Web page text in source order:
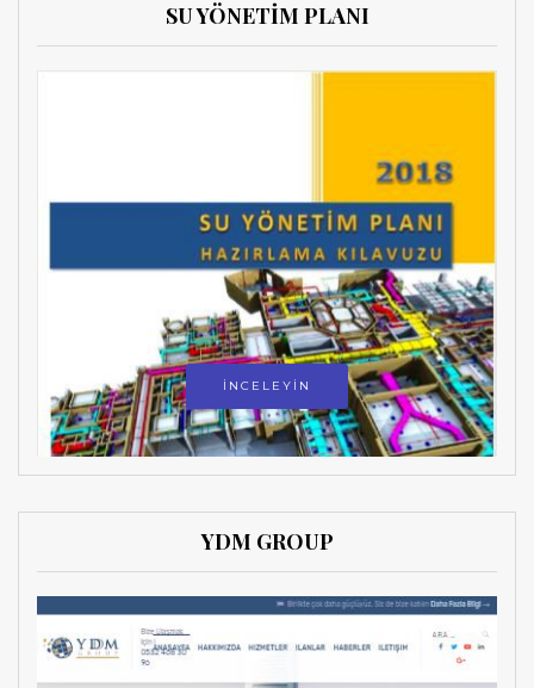
SU YÖNETİM PLANI
İNCELEYİN
YDM GROUP